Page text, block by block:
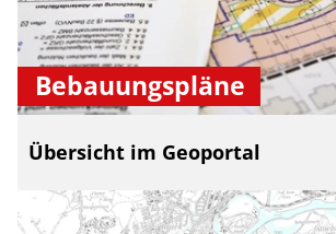
Bebauungspläne
Übersicht im Geoportal